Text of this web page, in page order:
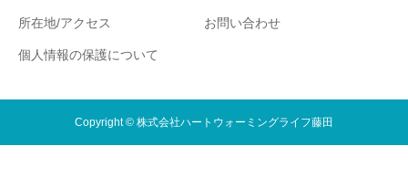
所在地/アクセス お問い合わせ
個人情報の保護について
Copyright © 株式会社ハートウォーミングライフ藤田